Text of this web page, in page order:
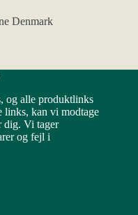
Denmark
og alle produktlinks
links, kan vi modtage
dig. Vi tager
og fejl i